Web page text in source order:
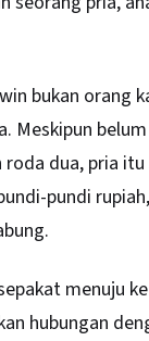
bukan orang
Meskipun
roda dua, pria
pundi
menuju
hubungan